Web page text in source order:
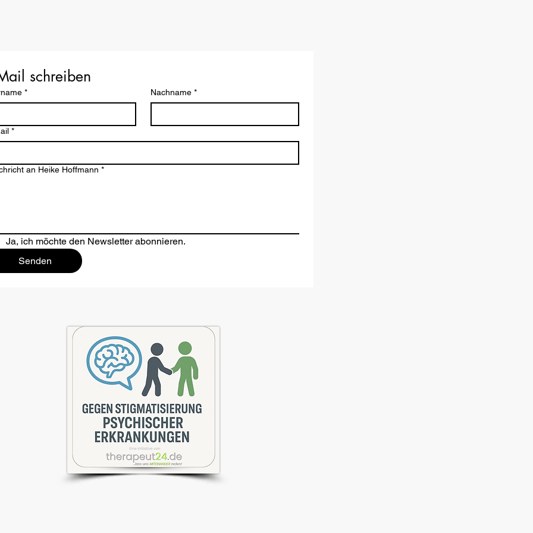
schreiben
* Nachname *
*
an Heike Hoffmann *
Ja, ich möchte den Newsletter abonnieren.
Senden